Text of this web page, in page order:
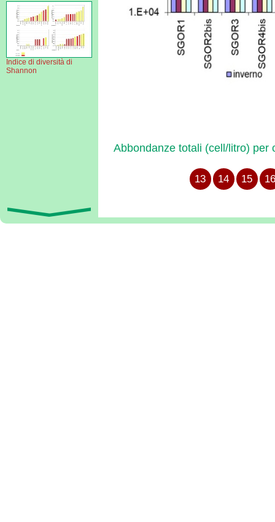
Indice di diversità di
Shannon
Abbondanze totali (cell/litro) per
13 14 15 16